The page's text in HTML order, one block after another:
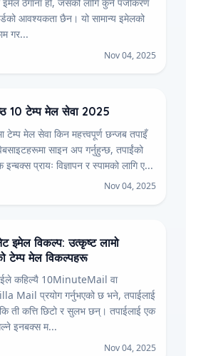
आवश्यकता छैन। यो सामान्य इमेलको
गर...
Nov 04, 2025
10 टेम्प मेल सेवा 2025
टेम्प मेल सेवा किन महत्त्वपूर्ण छन्जब तपाइँ
साइन अप गर्नुहुन्छ, तपाईंको
इन्बक्स प्रायः विज्ञापन र स्पामको लागि ए...
Nov 04, 2025
इमेल विकल्प: उत्कृष्ट लामो
टेम्प मेल विकल्पहरू
कहिल्यै 10MinuteMail वा
Mail प्रयोग गर्नुभएको छ भने, तपाईलाई
ती कत्ति छिटो र सुलभ छन्। तपाईलाई एक
इनबक्स म...
Nov 04, 2025